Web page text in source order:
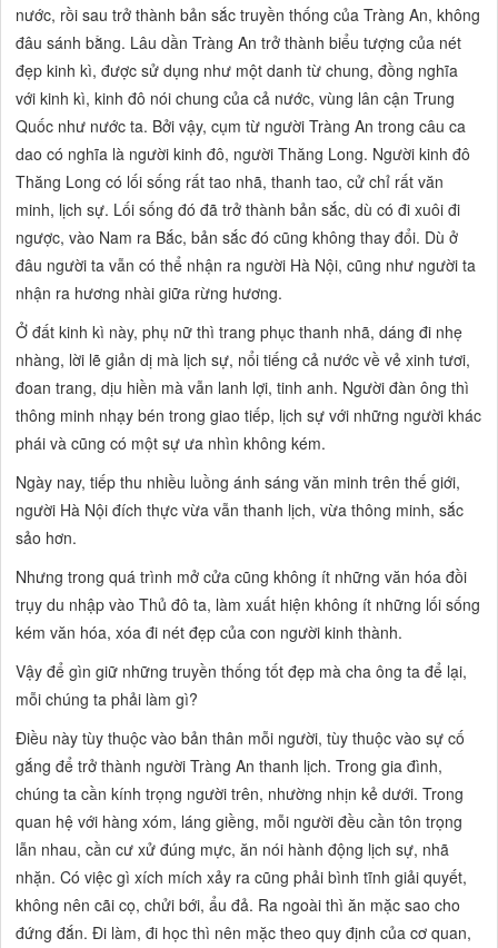
nước, rồi sau trở thành bản sắc truyền thống của Tràng An, không
đâu sánh bằng. Lâu dần Tràng An trở thành biểu tượng của nét
đẹp kinh kì, được sử dụng như một danh từ chung, đồng nghĩa
với kinh kì, kinh đô nói chung của cả nước, vùng lân cận Trung
Quốc như nước ta. Bởi vậy, cụm từ người Tràng An trong câu ca
dao có nghĩa là người kinh đô, người Thăng Long. Người kinh đô
Thăng Long có lối sống rất tao nhã, thanh tao, cử chỉ rất văn
minh, lịch sự. Lối sống đó đã trở thành bản sắc, dù có đi xuôi đi
ngược, vào Nam ra Bắc, bản sắc đó cũng không thay đổi. Dù ở
đâu người ta vẫn có thể nhận ra người Hà Nội, cũng như người ta
nhận ra hương nhài giữa rừng hương.
Ở đất kinh kì này, phụ nữ thì trang phục thanh nhã, dáng đi nhẹ
nhàng, lời lẽ giản dị mà lịch sự, nổi tiếng cả nước về vẻ xinh tươi,
đoan trang, dịu hiền mà vẫn lanh lợi, tinh anh. Người đàn ông thì
thông minh nhạy bén trong giao tiếp, lịch sự với những người khác
phái và cũng có một sự ưa nhìn không kém.
Ngày nay, tiếp thu nhiều luồng ánh sáng văn minh trên thế giới,
người Hà Nội đích thực vừa vẫn thanh lịch, vừa thông minh, sắc
sảo hơn.
Nhưng trong quá trình mở cửa cũng không ít những văn hóa đồi
trụy du nhập vào Thủ đô ta, làm xuất hiện không ít những lối sống
kém văn hóa, xóa đi nét đẹp của con người kinh thành.
Vậy để gìn giữ những truyền thống tốt đẹp mà cha ông ta để lại,
mỗi chúng ta phải làm gì?
Điều này tùy thuộc vào bản thân mỗi người, tùy thuộc vào sự cố
gắng để trở thành người Tràng An thanh lịch. Trong gia đình,
chúng ta cần kính trọng người trên, nhường nhịn kẻ dưới. Trong
quan hệ với hàng xóm, láng giềng, mỗi người đều cần tôn trọng
lẫn nhau, cần cư xử đúng mực, ăn nói hành động lịch sự, nhã
nhặn. Có việc gì xích mích xảy ra cũng phải bình tĩnh giải quyết,
không nên cãi cọ, chửi bới, ẩu đả. Ra ngoài thì ăn mặc sao cho
đứng đắn. Đi làm, đi học thì nên mặc theo quy định của cơ quan,